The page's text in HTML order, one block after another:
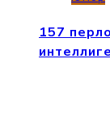
157